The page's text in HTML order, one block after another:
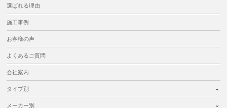
選ばれる理由
施工事例
お客様の声
よくあるご質問
会社案内
タイプ別
メーカー別